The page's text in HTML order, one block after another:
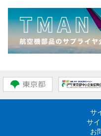
2024年4月1日
令和6年度TMAN事業入会
2023年4月4日
令和5年度TMAN事業入会
2021年4月15日
令和3年度TMAN事業入会
「令和2年度航空宇宙ビジ
サ
サ
お